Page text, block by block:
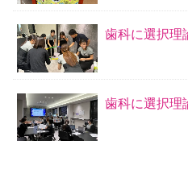
歯科に選択理
歯科に選択理